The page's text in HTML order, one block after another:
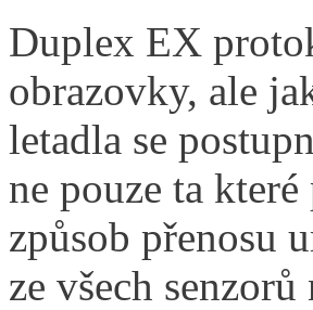
Duplex EX
obrazovky, ale
letadla se
ne pouze ta
způsob přenosu
ze všech senzorů